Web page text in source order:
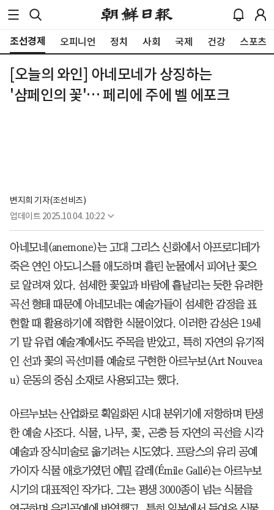
조선경제 오피니언 정치 사회 국제 건강 스포츠
[오늘의 와인] 아네모네가 상징하는
'샴페인의 꽃'… 페리에 주에 벨 에포크
변지희 기자(조선비즈)
업데이트 2025.10.04. 10:22
아네모네(anemone)는 고대 그리스 신화에서 아프로디테가
죽은 연인 아도니스를 애도하며 흘린 눈물에서 피어난 꽃으
로 알려져 있다. 섬세한 꽃잎과 바람에 흩날리는 듯한 유려한
곡선 형태 때문에 아네모네는 예술가들이 섬세한 감정을 표
현할 때 활용하기에 적합한 식물이었다. 이러한 감성은 19세
기 말 유럽 예술계에서도 주목을 받았고, 특히 자연의 유기적
인 선과 꽃의 곡선미를 예술로 구현한 아르누보(Art Nouvea
u) 운동의 중심 소재로 사용되고는 했다.
아르누보는 산업화로 획일화된 시대 분위기에 저항하며 탄생
한 예술 사조다. 식물, 나무, 꽃, 곤충 등 자연의 곡선을 시각
예술과 장식미술로 옮기려는 시도였다. 프랑스의 유리 공예
가이자 식물 애호가였던 에밀 갈레(Émile Gallé)는 아르누보
시기의 대표적인 작가다. 그는 평생 3000종이 넘는 식물을